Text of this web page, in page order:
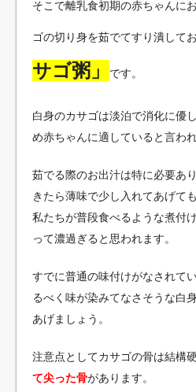
そこで離乳食初期の赤ちゃんに
ゴの切り身を茹でてすり潰して
サゴ粥」
です。
白身のカサゴは淡泊で消化に優
め赤ちゃんに適していると言われ
茹でる際のお出汁は特に必要あ
きたら薄味で少し入れてあげて
私たちが普段食べるような煮付
って濃過ぎると思われます。
すでに普通の味付けがなされて
るべく味が染みてなさそうな白
あげましょう。
注意点としてカサゴの骨は結構
て尖った骨があります。